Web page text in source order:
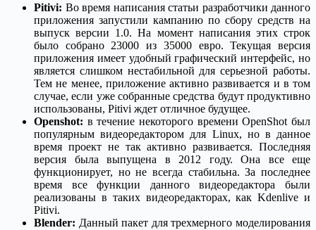
Pitivi: Во время написания статьи разработчики данного
приложения запустили кампанию по сбору средств на
выпуск версии 1.0. На момент написания этих строк
было собрано 23000 из 35000 евро. Текущая версия
приложения имеет удобный графический интерфейс, но
является слишком нестабильной для серьезной работы.
Тем не менее, приложение активно развивается и в том
случае, если уже собранные средства будут продуктивно
использованы, Pitivi ждет отличное будущее.
Openshot: в течение некоторого времени OpenShot был
популярным видеоредактором для Linux, но в данное
время проект не так активно развивается. Последняя
версия была выпущена в 2012 году. Она все еще
функционирует, но не всегда стабильна. За последнее
время все функции данного видеоредактора были
реализованы в таких видеоредакторах, как Kdenlive и
Pitivi.
Blender: Данный пакет для трехмерного моделирования